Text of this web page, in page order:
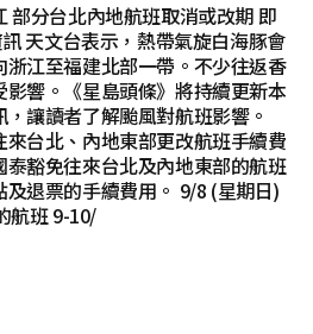
部分台北內地航班取消或改期 即
天文台表示，熱帶氣旋白海豚會
江至福建北部一帶。不少往返香
響。《星島頭條》將持續更新本
讓讀者了解颱風對航班影響。
台北、內地東部更改航班手續費
豁免往來台北及內地東部的航班
退票的手續費用。 9/8 (星期日)
航班 9-10/